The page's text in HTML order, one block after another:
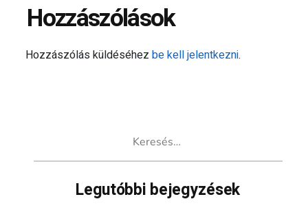
Hozzászólások
Hozzászólás küldéséhezbe kell jelentkezni.
Legutóbbi bejegyzések